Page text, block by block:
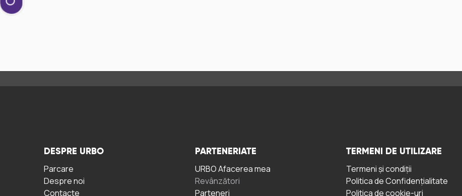
DESPRE URBO
Parcare
Despre noi
Contacte
PARTENERIATE
URBO Afacerea mea
Revânzători
Parteneri
TERMENI DE UTILIZARE
Termeni și condiții
Politica de Confidențialitate
Politica de cookie-uri